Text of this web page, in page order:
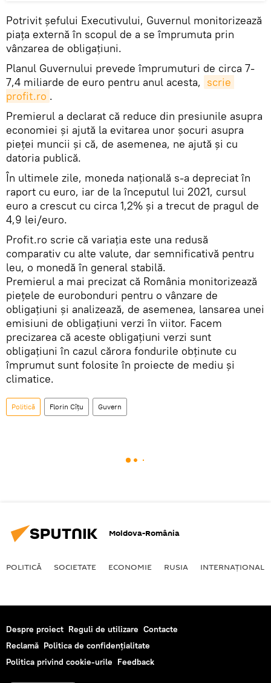
Potrivit șefului Executivului, Guvernul monitorizează
piața externă în scopul de a se împrumuta prin
vânzarea de obligațiuni.
Planul Guvernului prevede împrumuturi de circa 7-
7,4 miliarde de euro pentru anul acesta, scrie
profit.ro .
Premierul a declarat că reduce din presiunile asupra
economiei și ajută la evitarea unor șocuri asupra
pieței muncii și că, de asemenea, ne ajută și cu
datoria publică.
În ultimele zile, moneda națională s-a depreciat în
raport cu euro, iar de la începutul lui 2021, cursul
euro a crescut cu circa 1,2% și a trecut de pragul de
4,9 lei/euro.
Profit.ro scrie că variația este una redusă
comparativ cu alte valute, dar semnificativă pentru
leu, o monedă în general stabilă.
Premierul a mai precizat că România monitorizează
piețele de eurobonduri pentru o vânzare de
obligațiuni și analizează, de asemenea, lansarea unei
emisiuni de obligațiuni verzi în viitor. Facem
precizarea că aceste obligațiuni verzi sunt
obligațiuni în cazul cărora fondurile obținute cu
împrumut sunt folosite în proiecte de mediu și
climatice.
Politică Florin Cîţu Guvern
Moldova-România
POLITICĂ SOCIETATE ECONOMIE RUSIA INTERNAŢIONAL
Despre proiect Reguli de utilizare Contacte
Reclamă Politica de confidențialitate
Politica privind cookie-urile Feedback